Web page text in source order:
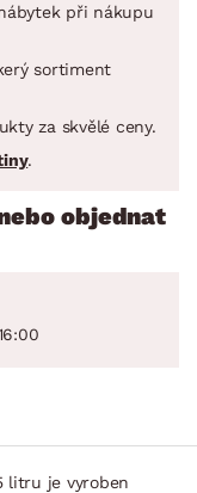
při nákupu
sortiment
za skvělé ceny.
.
objednat
litru je vyroben